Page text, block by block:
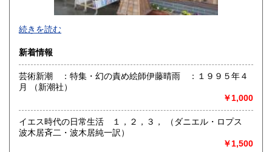
創業昭和10年。
京成市川真間駅前で営業。永井荷風著『断腸亭日乗』に掲
載。主に文科系一般書（文学、限定本、国語国文、歴史哲
学、郷土資料、趣味、美術、版画、肉筆、自筆原稿、明治文
献、近代文献、古文書、錦絵）等を幅広く扱っております。
続きを読む
新着情報
芸術新潮 ：特集・幻の責め絵師伊藤晴雨 ：１９９５年４
月 （新潮社）
￥1,000
イエス時代の日常生活 １，２，３， （ダニエル・ロプス
波木居斉二・波木居純一訳）
￥1,500